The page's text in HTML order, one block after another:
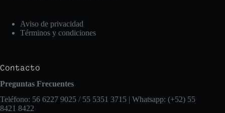
Aviso de privacidad
Términos y condiciones
Contacto
Preguntas Frecuentes
Teléfono: 56 6227 9025 / 55 5351 3715 | Whatsapp: (+52) 55
8421 8422